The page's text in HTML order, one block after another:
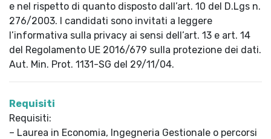
e nel rispetto di quanto disposto dall’art. 10 del D.Lgs n.
276/2003. I candidati sono invitati a leggere
l’informativa sulla privacy ai sensi dell’art. 13 e art. 14
del Regolamento UE 2016/679 sulla protezione dei dati.
Aut. Min. Prot. 1131-SG del 29/11/04.
Requisiti
Requisiti:
– Laurea in Economia, Ingegneria Gestionale o percorsi